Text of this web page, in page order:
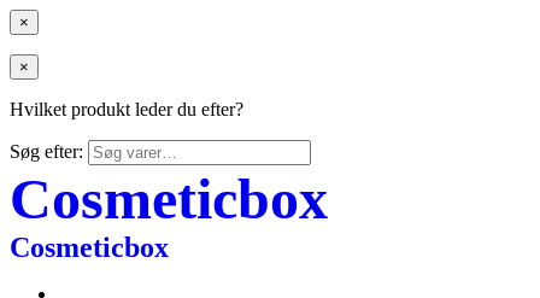
×
×
Hvilket produkt leder du efter?
Søg efter:
Cosmeticbox
Cosmeticbox